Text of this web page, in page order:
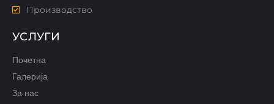
Производство
УСЛУГИ
Почетна
Галерија
За нас